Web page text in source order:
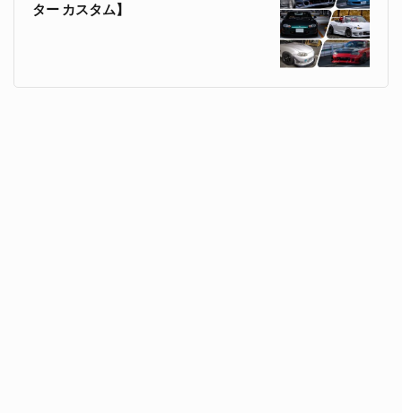
ター カスタム】